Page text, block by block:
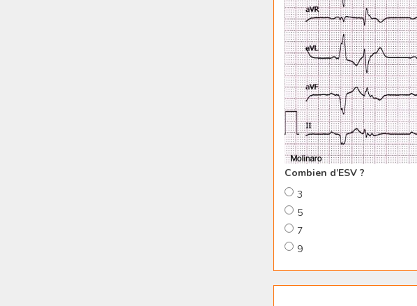
Combien d’ESV ?
3
5
7
9